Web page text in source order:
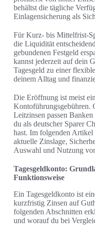
behältst die tägliche
Einlagensicherung als
Für Kurz- bis Mittelfrist-
die Liquidität
gebundenen Festgeld
kannst jederzeit auf dein
Tagesgeld zu einer
deinem Alltag und
Die Eröffnung ist meist
Kontoführungsgebühren.
Leitzinsen passen
du als deutscher Sparer
hast. Im folgenden
aktuelle Zinslage,
Auswahl und Nutzung
Tagesgeldkonto:
Funktionsweise
Ein Tagesgeldkonto ist
kurzfristig Zinsen auf
folgenden Abschnitten
und worauf du bei